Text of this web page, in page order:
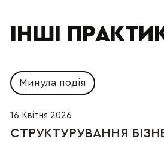
ІНШІ
Минула подія
16 Квітня 2026
СТРУКТУРУВАННЯ